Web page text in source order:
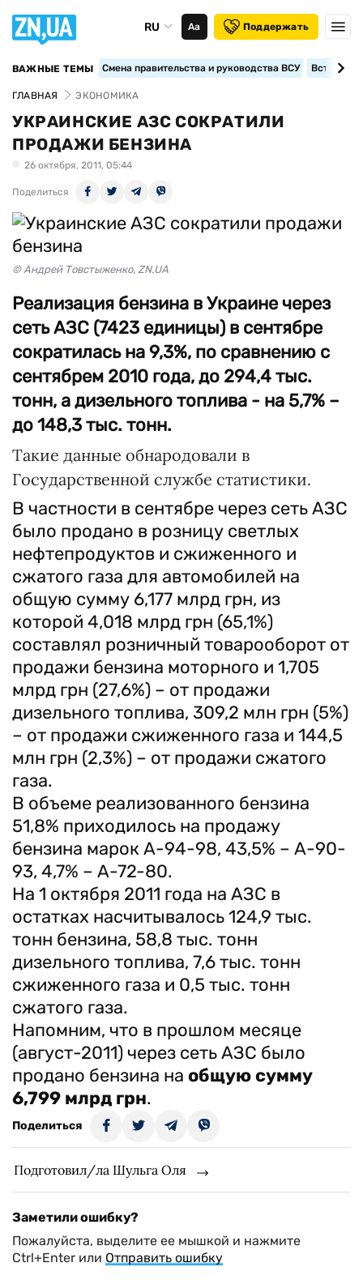
RU Аа Поддержать
ВАЖНЫЕ ТЕМЫ Смена правительства и руководства ВСУ
ГЛАВНАЯ ЭКОНОМИКА
УКРАИНСКИЕ АЗС СОКРАТИЛИ
ПРОДАЖИ БЕНЗИНА
26 октября, 2011, 05:44
Поделиться
© Андрей Товстыженко, ZN.UA
Реализация бензина в Украине через
сеть АЗС (7423 единицы) в сентябре
сократилась на 9,3%, по сравнению с
сентябрем 2010 года, до 294,4 тыс.
тонн, а дизельного топлива - на 5,7% –
до 148,3 тыс. тонн.
Такие данные обнародовали в
Государственной службе статистики.
В частности в сентябре через сеть АЗС
было продано в розницу светлых
нефтепродуктов и сжиженного и
сжатого газа для автомобилей на
общую сумму 6,177 млрд грн, из
которой 4,018 млрд грн (65,1%)
составлял розничный товарооборот от
продажи бензина моторного и 1,705
млрд грн (27,6%) – от продажи
дизельного топлива, 309,2 млн грн (5%)
– от продажи сжиженного газа и 144,5
млн грн (2,3%) – от продажи сжатого
газа.
В объеме реализованного бензина
51,8% приходилось на продажу
бензина марок А-94-98, 43,5% – А-90-
93, 4,7% – А-72-80.
На 1 октября 2011 года на АЗС в
остатках насчитывалось 124,9 тыс.
тонн бензина, 58,8 тыс. тонн
дизельного топлива, 7,6 тыс. тонн
сжиженного газа и 0,5 тыс. тонн
сжатого газа.
Напомним, что в прошлом месяце
(август-2011) через сеть АЗС было
продано бензина на общую сумму
6,799 млрд грн.
Поделиться
Подготовил/ла Шульга Оля
Заметили ошибку?
Пожалуйста, выделите ее мышкой и нажмите
Ctrl+Enter или Отправить ошибку